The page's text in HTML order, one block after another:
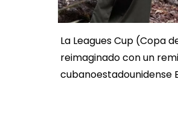
La Leagues Cup (Copa
reimaginado con un
cubanoestadounidense